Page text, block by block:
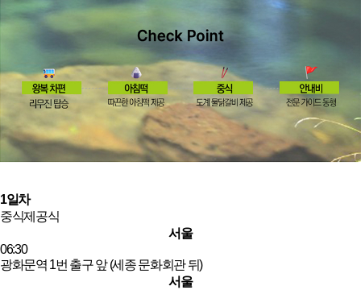
1일차
중식제공식
서울
06:30
광화문역 1번 출구 앞 (세종 문화회관 뒤)
서울